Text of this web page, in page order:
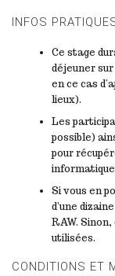
INFOS
Ce stage
déjeuner
en ce cas
lieux).
Les
possible)
pour
Si vous en
d’une
RAW.
utilisées.
CONDITIONS ET